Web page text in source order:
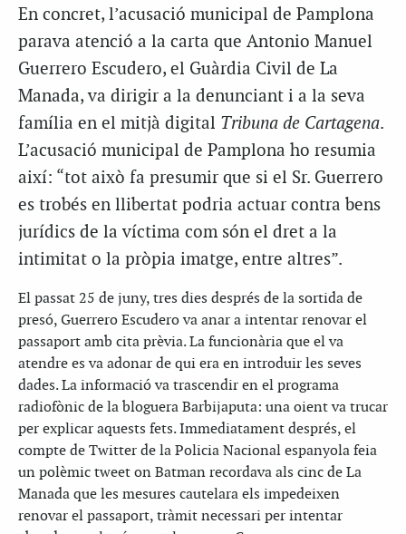
En concret, l’acusació municipal de Pamplona
parava atenció a la carta que Antonio Manuel
Guerrero Escudero, el Guàrdia Civil de La
Manada, va dirigir a la denunciant i a la seva
família en el mitjà digital Tribuna de Cartagena.
L’acusació municipal de Pamplona ho resumia
així: “tot això fa presumir que si el Sr. Guerrero
es trobés en llibertat podria actuar contra bens
jurídics de la víctima com són el dret a la
intimitat o la pròpia imatge, entre altres”.
El passat 25 de juny, tres dies després de la sortida de
presó, Guerrero Escudero va anar a intentar renovar el
passaport amb cita prèvia. La funcionària que el va
atendre es va adonar de qui era en introduir les seves
dades. La informació va trascendir en el programa
radiofònic de la bloguera Barbijaputa: una oient va trucar
per explicar aquests fets. Immediatament després, el
compte de Twitter de la Policia Nacional espanyola feia
un polèmic tweet on Batman recordava als cinc de La
Manada que les mesures cautelara els impedeixen
renovar el passaport, tràmit necessari per intentar